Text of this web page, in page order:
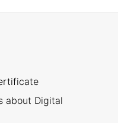
about Digital